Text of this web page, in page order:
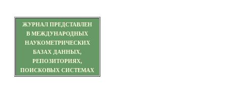
ЖУРНАЛ ПРЕДСТАВЛЕН
В МЕЖДУНАРОДНЫХ
НАУКОМЕТРИЧЕСКИХ
БАЗАХ ДАННЫХ,
РЕПОЗИТОРИЯХ,
ПОИСКОВЫХ СИСТЕМАХ